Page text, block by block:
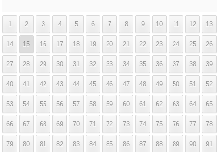
1 2 3 4 5 6 7 8 9 10 11 12 13
14 15 16 17 18 19 20 21 22 23 24 25 26
27 28 29 30 31 32 33 34 35 36 37 38 39
40 41 42 43 44 45 46 47 48 49 50 51 52
53 54 55 56 57 58 59 60 61 62 63 64 65
66 67 68 69 70 71 72 73 74 75 76 77 78
79 80 81 82 83 84 85 86 87 88 89 90 91